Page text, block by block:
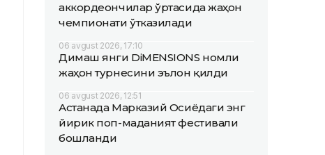
аккордеончилар ўртасида жаҳон
чемпионати ўтказилади
06 avgust 2026, 17:10
Димаш янги DiMENSIONS номли
жаҳон турнесини эълон қилди
06 avgust 2026, 12:51
Астанада Марказий Осиёдаги энг
йирик поп-маданият фестивали
бошланди